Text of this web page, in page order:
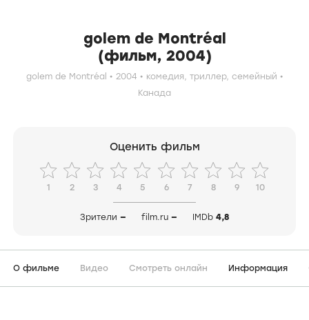
golem de Montréal
(фильм, 2004)
golem de Montréal 2004 комедия, триллер, семейный
Канада
Оценить фильм
1 2 3 4 5 6 7 8 9 10
Зрители — film.ru — IMDb 4,8
О фильме Видео Смотреть онлайн Информация